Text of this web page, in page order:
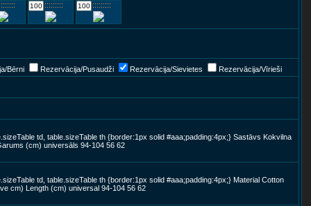
:::::::::::: ::::::::::::
Bērni Rezervācija/Pusaudži Rezervācija/Sievietes Rezervācija/Vīrieši
td, table.sizeTable th {border:1px solid #aaa;padding:4px;} Sastāvs Kokvilna
(cm) universāls 94-104 56 62
td, table.sizeTable th {border:1px solid #aaa;padding:4px;} Material Cotton
cm) Length (cm) universal 94-104 56 62